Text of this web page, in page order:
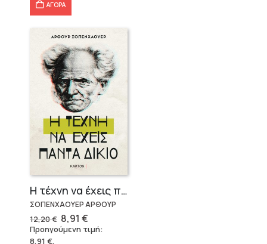
ΑΓΟΡΑ
Η τέχνη να έχεις πάντα δίκιο – Άρθουρ Σοπενχάουερ
ΣΟΠΕΝΧΑΟΥΕΡ ΑΡΘΟΥΡ
12,20€ Original
price
was:
8,91 €Η
τρέχουσα
τιμή
Προηγούμενη τιμή:
8,91 €.